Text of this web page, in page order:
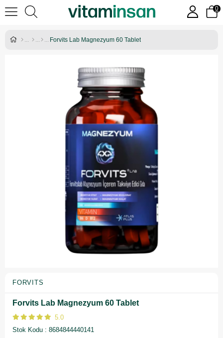
0
Forvits Lab Magnezyum 60 Tablet
FORVITS
Forvits Lab Magnezyum 60 Tablet
5.0
Stok Kodu
8684844440141